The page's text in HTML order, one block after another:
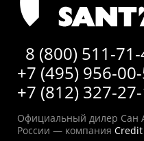
8 (800) 511-
+7 (495) 956-
+7 (812) 327-
Официальный дилер Сан
России — компания